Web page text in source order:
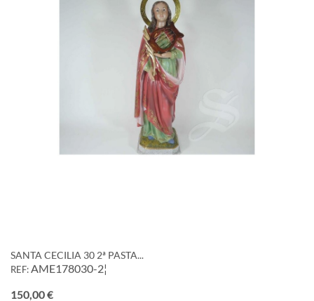
SANTA CECILIA 30 2ª PASTA...
REF: AME178030-2¦
150,00 €Precio